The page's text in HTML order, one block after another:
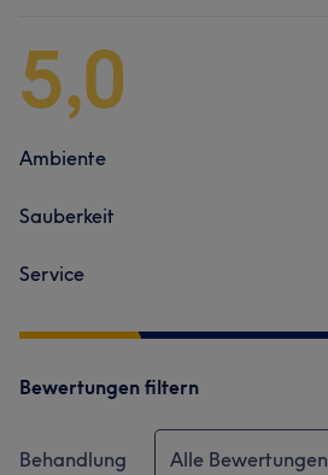
5,0
Ambiente
Sauberkeit
Service
Bewertungen filtern
Behandlung Alle Bewertungen